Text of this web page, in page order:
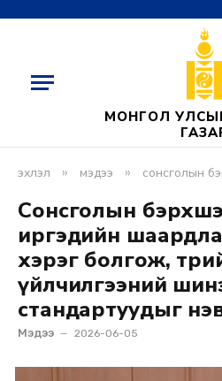
МОНГОЛ
эхлэл » мэдээ » сонсголын бэрхшээлтэй иргэдийн
Сонсголын
иргэдийн
хэрэг болгож,
үйлчилгээний
стандартуудыг
Мэдээ 2026-06-05